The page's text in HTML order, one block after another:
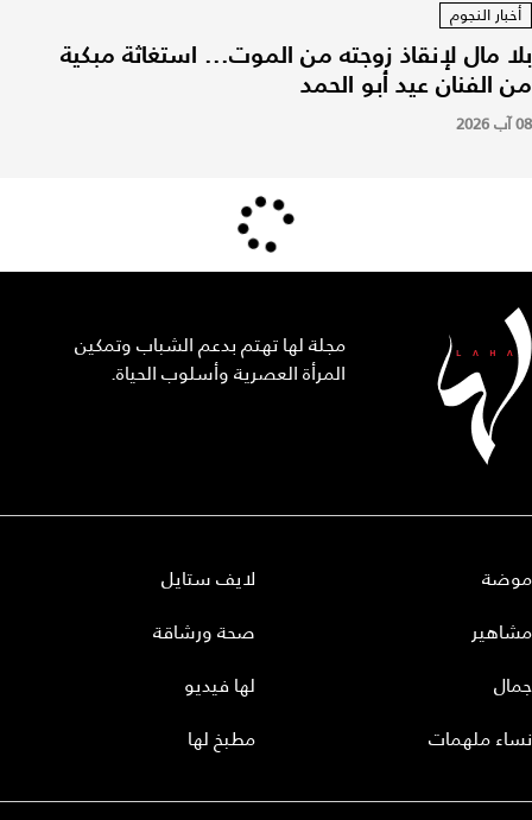
أخبار النجوم
بلا مال لإنقاذ زوجته من الموت... استغاثة مبكية
من الفنان عيد أبو الحمد
08 آب 2026
مجلة لها تهتم بدعم الشباب وتمكين
المرأة العصرية وأسلوب الحياة.
موضة
مشاهير
جمال
نساء ملهمات
لايف ستايل
صحة ورشاقة
لها فيديو
مطبخ لها